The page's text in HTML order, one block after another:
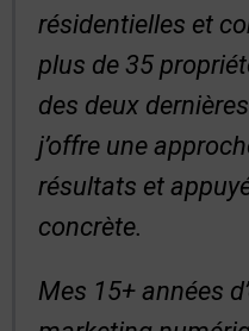
résidentielles et
plus de 35
des deux
j’offre une
résultats et
concrète.
Mes 15+ années